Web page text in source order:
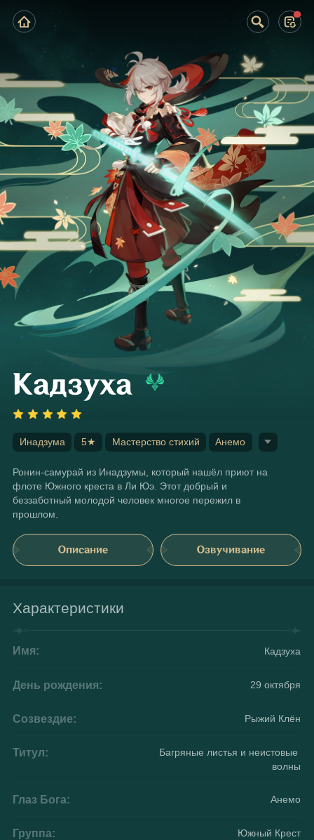
Кадзуха
Инадзума 5★ Мастерство стихий Анемо
Ронин-самурай из Инадзумы, который нашёл приют на
флоте Южного креста в Ли Юэ. Этот добрый и
беззаботный молодой человек многое пережил в
прошлом.
Описание Озвучивание
Характеристики
Имя: Кадзуха
День рождения: 29 октября
Созвездие: Рыжий Клён
Титул:
Багряные листья и неистовые
волны
Глаз Бога: Анемо
Группа: Южный Крест